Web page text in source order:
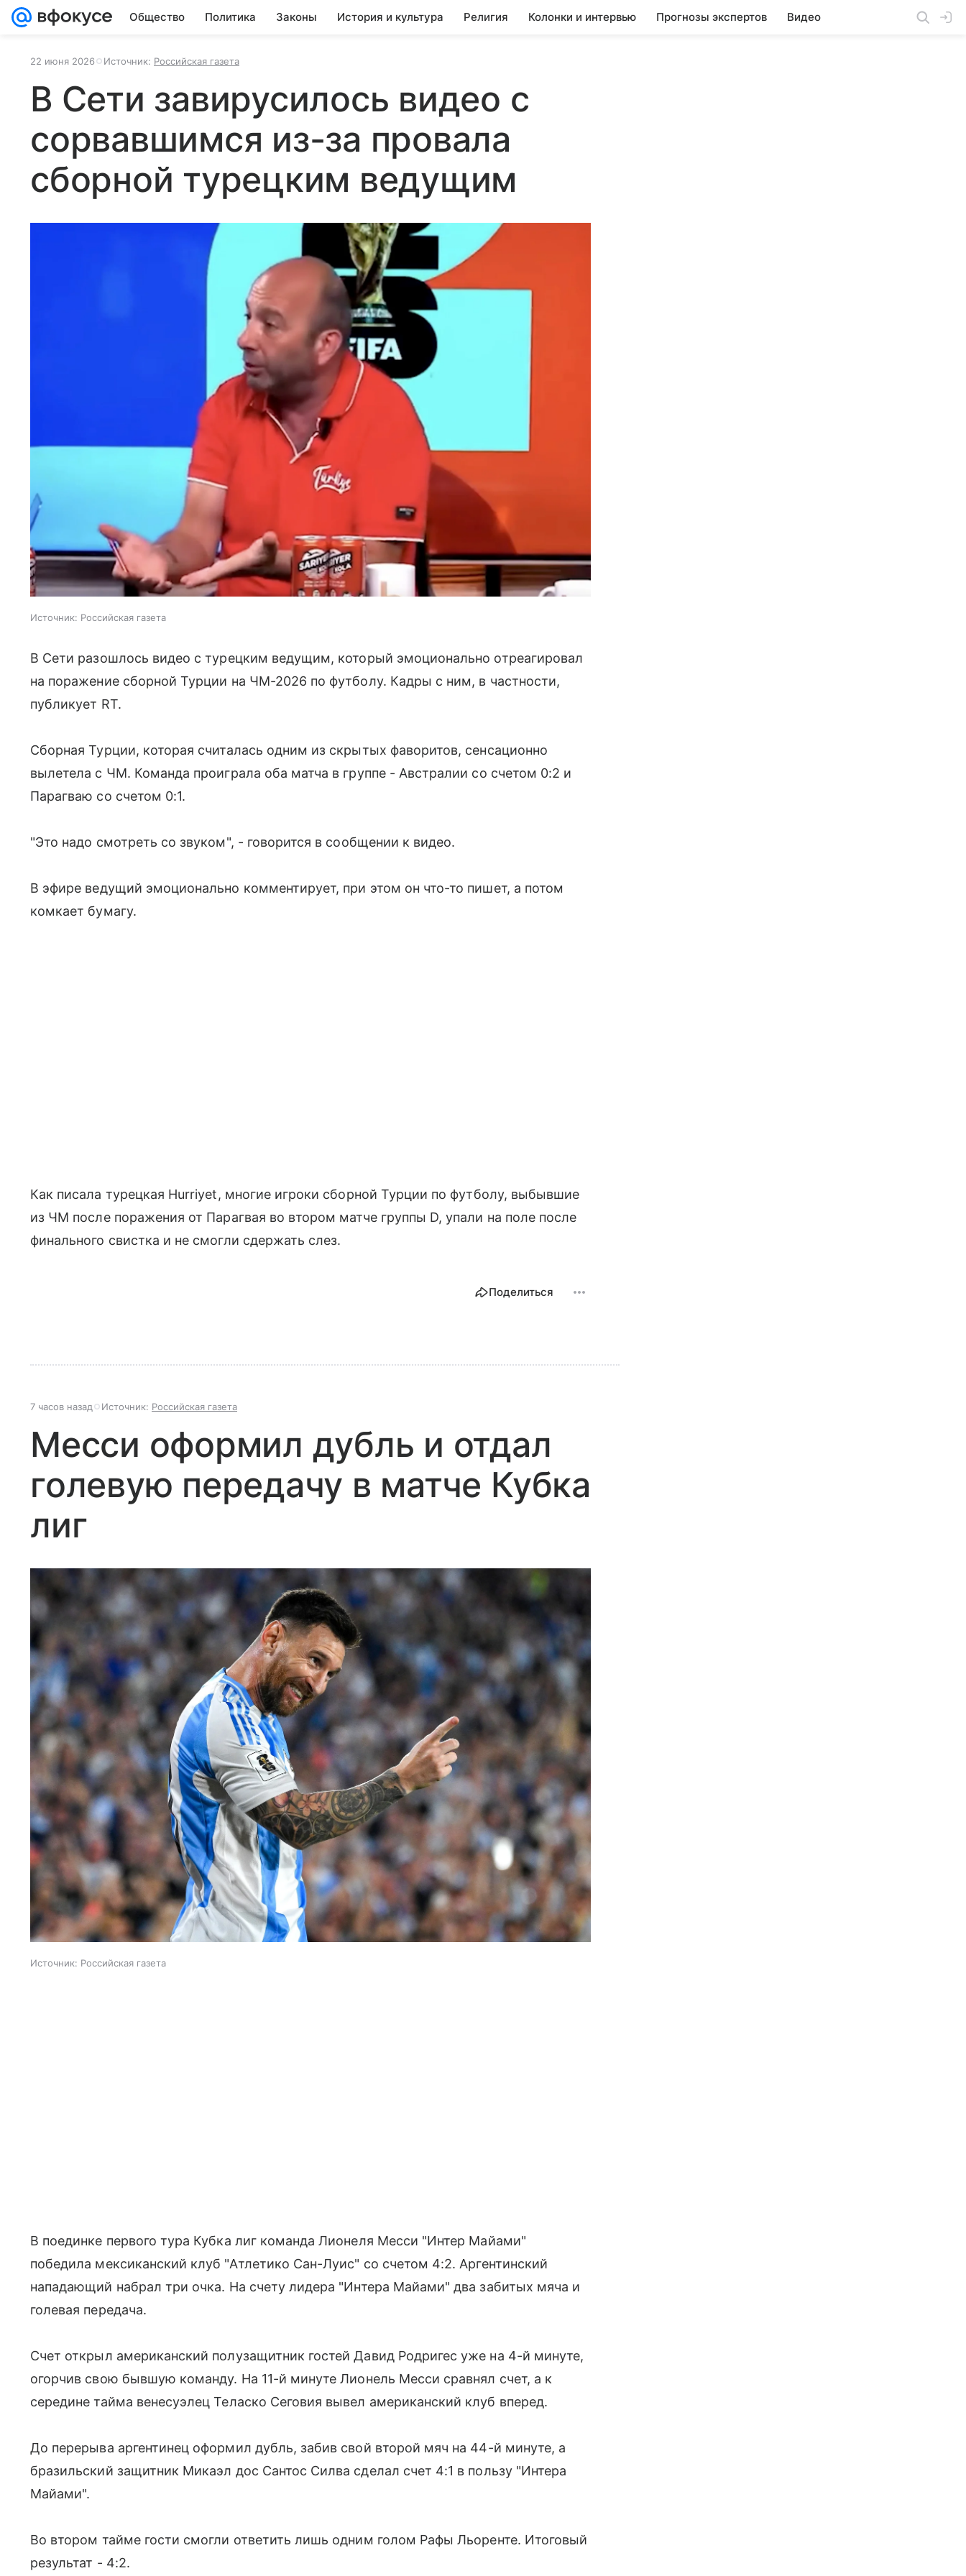
Общество Политика Законы История и культура Религия Колонки и интервью Прогнозы экспертов Видео
22 июня 2026 Источник: Российская газета
В Сети завирусилось видео с
сорвавшимся из-за провала
сборной турецким ведущим
Источник: Российская газета
В Сети разошлось видео с турецким ведущим, который эмоционально отреагировал
на поражение сборной Турции на ЧМ-2026 по футболу. Кадры с ним, в частности,
публикует RT.
Сборная Турции, которая считалась одним из скрытых фаворитов, сенсационно
вылетела с ЧМ. Команда проиграла оба матча в группе - Австралии со счетом 0:2 и
Парагваю со счетом 0:1.
"Это надо смотреть со звуком", - говорится в сообщении к видео.
В эфире ведущий эмоционально комментирует, при этом он что-то пишет, а потом
комкает бумагу.
Как писала турецкая Hurriyet, многие игроки сборной Турции по футболу, выбывшие
из ЧМ после поражения от Парагвая во втором матче группы D, упали на поле после
финального свистка и не смогли сдержать слез.
Поделиться
7 часов назад Источник: Российская газета
Месси оформил дубль и отдал
голевую передачу в матче Кубка
лиг
Источник: Российская газета
В поединке первого тура Кубка лиг команда Лионеля Месси "Интер Майами"
победила мексиканский клуб "Атлетико Сан-Луис" со счетом 4:2. Аргентинский
нападающий набрал три очка. На счету лидера "Интера Майами" два забитых мяча и
голевая передача.
Счет открыл американский полузащитник гостей Давид Родригес уже на 4-й минуте,
огорчив свою бывшую команду. На 11-й минуте Лионель Месси сравнял счет, а к
середине тайма венесуэлец Теласко Сеговия вывел американский клуб вперед.
До перерыва аргентинец оформил дубль, забив свой второй мяч на 44-й минуте, а
бразильский защитник Микаэл дос Сантос Силва сделал счет 4:1 в пользу "Интера
Майами".
Во втором тайме гости смогли ответить лишь одним голом Рафы Льоренте. Итоговый
результат - 4:2.